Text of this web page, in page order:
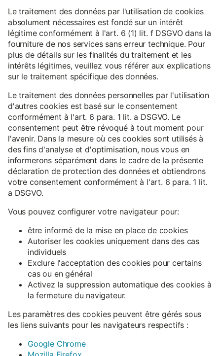
Le traitement des données par l'utilisation de cookies
absolument nécessaires est fondé sur un intérêt
légitime conformément à l'art. 6 (1) lit. f DSGVO dans la
fourniture de nos services sans erreur technique. Pour
plus de détails sur les finalités du traitement et les
intérêts légitimes, veuillez vous référer aux explications
sur le traitement spécifique des données.
Le traitement des données personnelles par l'utilisation
d'autres cookies est basé sur le consentement
conformément à l'art. 6 para. 1 lit. a DSGVO. Le
consentement peut être révoqué à tout moment pour
l'avenir. Dans la mesure où ces cookies sont utilisés à
des fins d'analyse et d'optimisation, nous vous en
informerons séparément dans le cadre de la présente
déclaration de protection des données et obtiendrons
votre consentement conformément à l'art. 6 para. 1 lit.
a DSGVO.
Vous pouvez configurer votre navigateur pour:
être informé de la mise en place de cookies
Autoriser les cookies uniquement dans des cas
individuels
Exclure l'acceptation des cookies pour certains
cas ou en général
Activez la suppression automatique des cookies à
la fermeture du navigateur.
Les paramètres des cookies peuvent être gérés sous
les liens suivants pour les navigateurs respectifs :
Google Chrome